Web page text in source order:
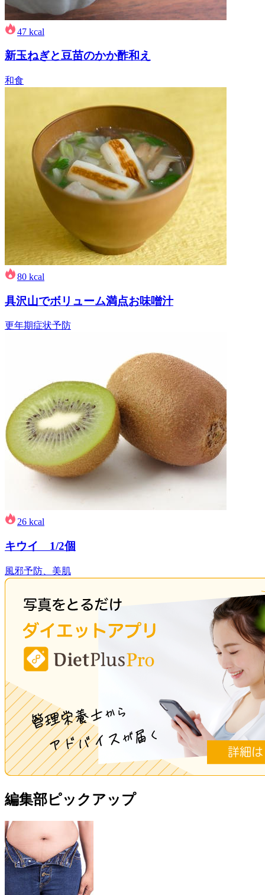
47 kcal
新玉ねぎと豆苗のかか酢和え
和食
80 kcal
具沢山でボリューム満点お味噌汁
更年期症状予防
26 kcal
キウイ 1/2個
風邪予防、美肌
編集部ピックアップ